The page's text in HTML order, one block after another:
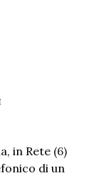
in Rete (6)
di un